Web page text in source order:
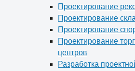
Проектирование
Проектирование
Проектирование
Проектирование
центров
Разработка